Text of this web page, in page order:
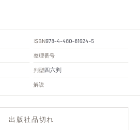
ISBN978-4-480-81624-5
整理番号
判型四六判
解説
出版社品切れ